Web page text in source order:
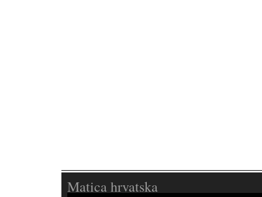
Matica hrvatska